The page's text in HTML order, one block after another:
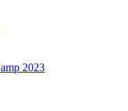
2023